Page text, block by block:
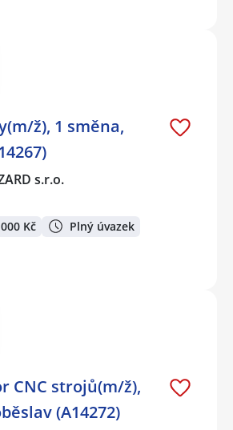
ž), 1 směna,
s.r.o.
Kč Plný úvazek
CNC strojů(m/ž),
(A14272)